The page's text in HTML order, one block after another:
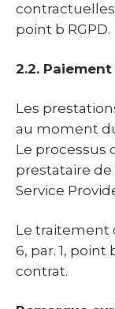
contractuelles
point b RGPD.
2.2.
Les
au moment
Le processus
prestataire
Service
Le traitement
6, par. 1, point
contrat.